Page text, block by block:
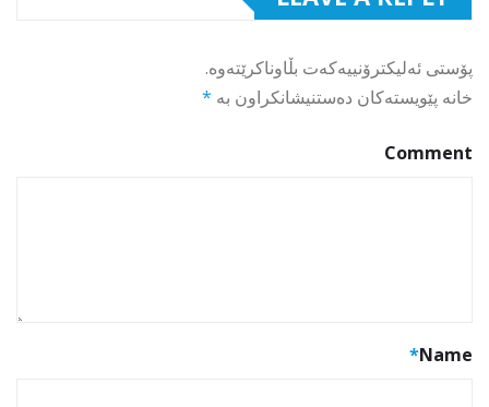
پۆستی ئەلیکترۆنییەکەت بڵاوناکرێتەوە.
خانە پێویستەکان دەستنیشانکراون بە *
Comment
Name
*